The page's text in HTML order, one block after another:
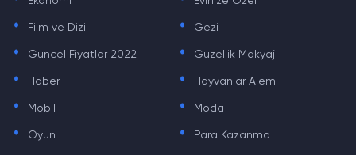
. Film ve Dizi . Gezi
. Güncel Fiyatlar 2022 . Güzellik Makyaj
. Haber . Hayvanlar Alemi
. Mobil . Moda
. Oyun . Para Kazanma